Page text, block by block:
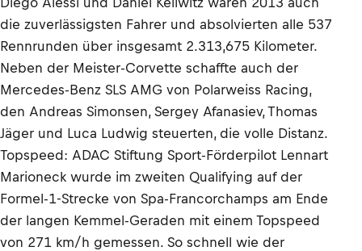
die zuverlässigsten Fahrer und absolvierten alle 537
Rennrunden über insgesamt 2.313,675 Kilometer.
Neben der Meister-Corvette schaffte auch der
Mercedes-Benz SLS AMG von Polarweiss Racing,
den Andreas Simonsen, Sergey Afanasiev, Thomas
Jäger und Luca Ludwig steuerten, die volle Distanz.
Topspeed: ADAC Stiftung Sport-Förderpilot Lennart
Marioneck wurde im zweiten Qualifying auf der
Formel-1-Strecke von Spa-Francorchamps am Ende
der langen Kemmel-Geraden mit einem Topspeed
von 271 km/h gemessen. So schnell wie der